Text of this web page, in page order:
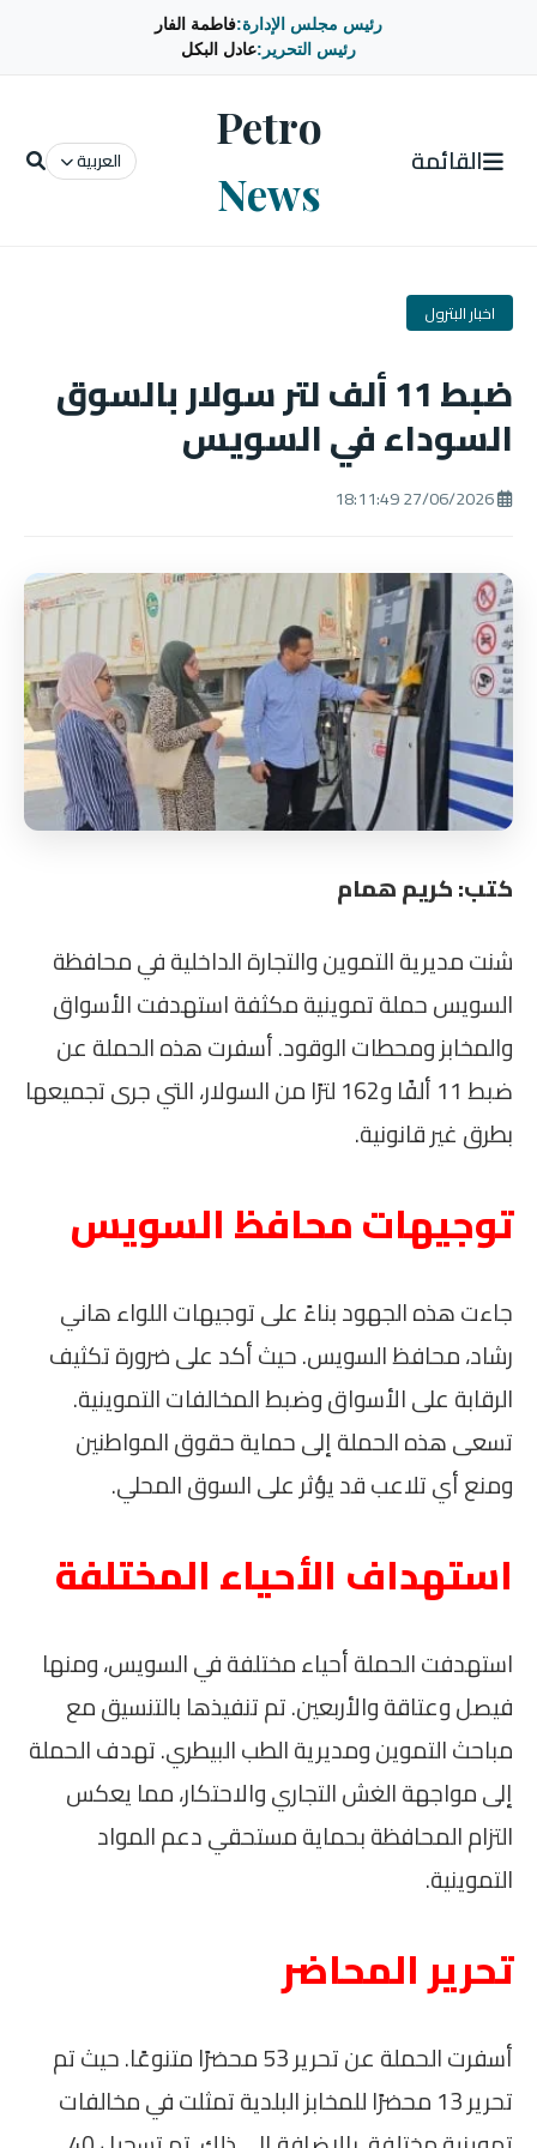
رئيس مجلس الإدارة:فاطمة الفار
رئيس التحرير:عادل البكل
القائمة
Petro
News
العربية
اخبار البترول
ضبط 11 ألف لتر سولار بالسوق
السوداء في السويس
كتب: كريم همام
شنت مديرية التموين والتجارة الداخلية في محافظة
السويس حملة تموينية مكثفة استهدفت الأسواق
والمخابز ومحطات الوقود. أسفرت هذه الحملة عن
ضبط 11 ألفًا و162 لترًا من السولار، التي جرى تجميعها
بطرق غير قانونية.
توجيهات محافظ السويس
جاءت هذه الجهود بناءً على توجيهات اللواء هاني
رشاد، محافظ السويس. حيث أكد على ضرورة تكثيف
الرقابة على الأسواق وضبط المخالفات التموينية.
تسعى هذه الحملة إلى حماية حقوق المواطنين
ومنع أي تلاعب قد يؤثر على السوق المحلي.
استهداف الأحياء المختلفة
استهدفت الحملة أحياء مختلفة في السويس، ومنها
فيصل وعتاقة والأربعين. تم تنفيذها بالتنسيق مع
مباحث التموين ومديرية الطب البيطري. تهدف الحملة
إلى مواجهة الغش التجاري والاحتكار، مما يعكس
التزام المحافظة بحماية مستحقي دعم المواد
التموينية.
تحرير المحاضر
أسفرت الحملة عن تحرير 53 محضرًا متنوعًا. حيث تم
تحرير 13 محضرًا للمخابز البلدية تمثلت في مخالفات